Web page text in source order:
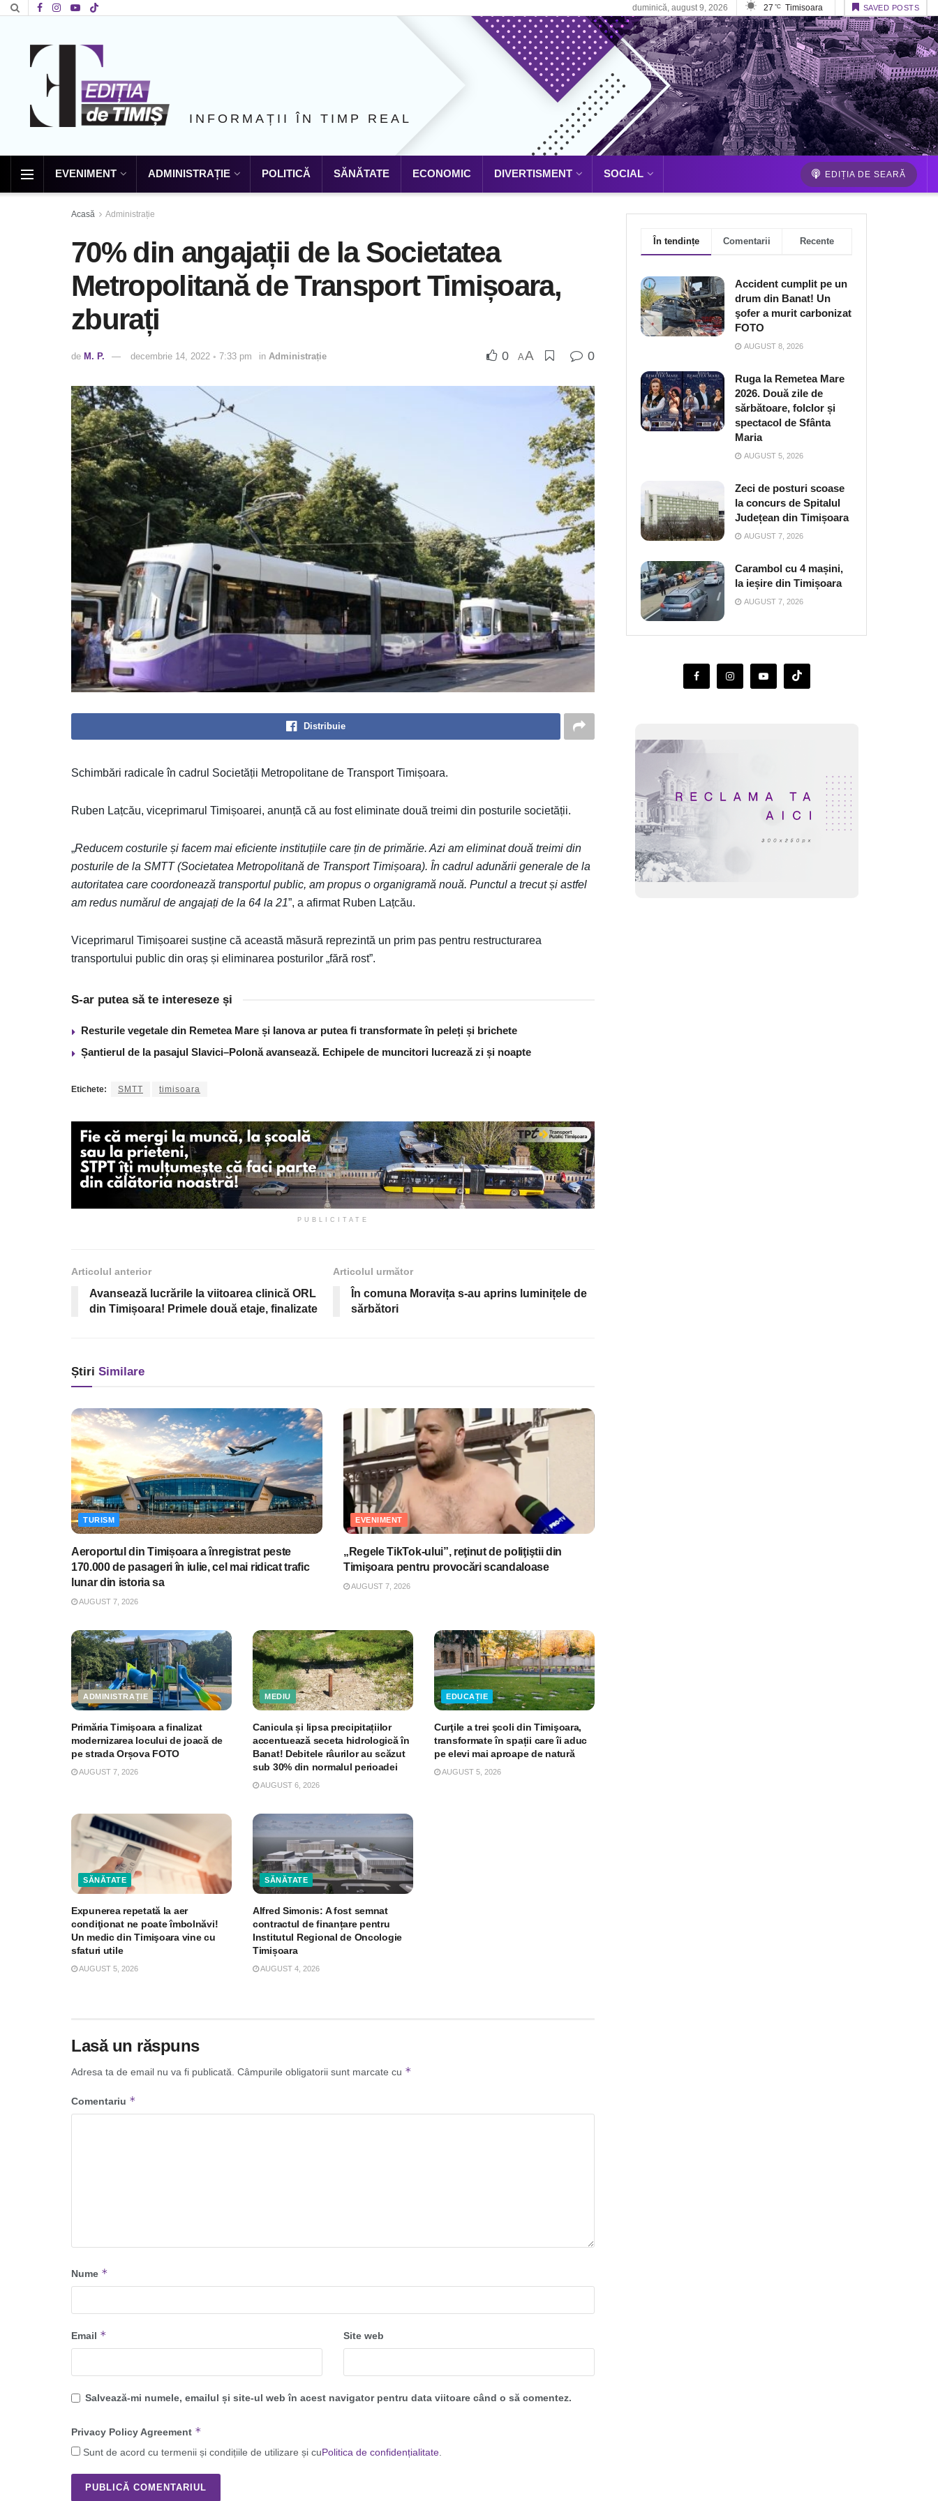
duminică, august 9, 2026 27 °C Timisoara SAVED POSTS
INFORMAȚII ÎN TIMP REAL
EVENIMENT ADMINISTRAȚIE POLITICĂ SĂNĂTATE ECONOMIC DIVERTISMENT SOCIAL EDIȚIA DE SEARĂ
Acasă Administrație
70% din angajații de la Societatea
Metropolitană de Transport Timișoara,
zburați
de M. P. decembrie 14, 2022 ◦ 7:33 pm in Administrație 0 AA 0
Distribuie
Schimbări radicale în cadrul Societății Metropolitane de Transport Timișoara.
Ruben Lațcău, viceprimarul Timișoarei, anunță că au fost eliminate două treimi din posturile societății.
„Reducem costurile și facem mai eficiente instituțiile care țin de primărie. Azi am eliminat două treimi din
posturile de la SMTT (Societatea Metropolitană de Transport Timișoara). În cadrul adunării generale de la
autoritatea care coordonează transportul public, am propus o organigramă nouă. Punctul a trecut și astfel
am redus numărul de angajați de la 64 la 21”, a afirmat Ruben Lațcău.
Viceprimarul Timișoarei susține că această măsură reprezintă un prim pas pentru restructurarea
transportului public din oraș și eliminarea posturilor „fără rost”.
S-ar putea să te intereseze și
Resturile vegetale din Remetea Mare și Ianova ar putea fi transformate în peleți și brichete
Șantierul de la pasajul Slavici–Polonă avansează. Echipele de muncitori lucrează zi și noapte
Etichete: SMTT timisoara
PUBLICITATE
Articolul anterior
Avansează lucrările la viitoarea clinică ORL
din Timișoara! Primele două etaje, finalizate
Articolul următor
În comuna Moravița s-au aprins luminițele de
sărbători
Știri Similare
TURISM
Aeroportul din Timișoara a înregistrat peste
170.000 de pasageri în iulie, cel mai ridicat trafic
lunar din istoria sa
AUGUST 7, 2026
EVENIMENT
„Regele TikTok-ului”, reţinut de poliţiştii din
Timişoara pentru provocări scandaloase
AUGUST 7, 2026
ADMINISTRAȚIE
Primăria Timişoara a finalizat
modernizarea locului de joacă de
pe strada Orșova FOTO
AUGUST 7, 2026
MEDIU
Canicula și lipsa precipitațiilor
accentuează seceta hidrologică în
Banat! Debitele râurilor au scăzut
sub 30% din normalul perioadei
AUGUST 6, 2026
EDUCAȚIE
Curţile a trei şcoli din Timişoara,
transformate în spații care îi aduc
pe elevi mai aproape de natură
AUGUST 5, 2026
SĂNĂTATE
Expunerea repetată la aer
condiţionat ne poate îmbolnăvi!
Un medic din Timişoara vine cu
sfaturi utile
AUGUST 5, 2026
SĂNĂTATE
Alfred Simonis: A fost semnat
contractul de finanțare pentru
Institutul Regional de Oncologie
Timișoara
AUGUST 4, 2026
Lasă un răspuns
Adresa ta de email nu va fi publicată. Câmpurile obligatorii sunt marcate cu *
Comentariu *
Nume *
Email * Site web
Salvează-mi numele, emailul și site-ul web în acest navigator pentru data viitoare când o să comentez.
Privacy Policy Agreement *
Sunt de acord cu termenii și condițiile de utilizare și cuPolitica de confidențialitate.
În tendințe Comentarii Recente
Accident cumplit pe un
drum din Banat! Un
şofer a murit carbonizat
FOTO
AUGUST 8, 2026
Ruga la Remetea Mare
2026. Două zile de
sărbătoare, folclor și
spectacol de Sfânta
Maria
AUGUST 5, 2026
Zeci de posturi scoase
la concurs de Spitalul
Județean din Timișoara
AUGUST 7, 2026
Carambol cu 4 mașini,
la ieșire din Timișoara
AUGUST 7, 2026